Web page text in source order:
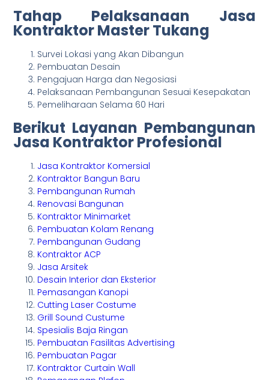
Tahap Pelaksanaan Jasa
Kontraktor Master Tukang
Survei Lokasi yang Akan Dibangun
Pembuatan Desain
Pengajuan Harga dan Negosiasi
Pelaksanaan Pembangunan Sesuai Kesepakatan
Pemeliharaan Selama 60 Hari
Berikut Layanan Pembangunan
Jasa Kontraktor Profesional
Jasa Kontraktor Komersial
Kontraktor Bangun Baru
Pembangunan Rumah
Renovasi Bangunan
Kontraktor Minimarket
Pembuatan Kolam Renang
Pembangunan Gudang
Kontraktor ACP
Jasa Arsitek
Desain Interior dan Eksterior
Pemasangan Kanopi
Cutting Laser Costume
Grill Sound Custume
Spesialis Baja Ringan
Pembuatan Fasilitas Advertising
Pembuatan Pagar
Kontraktor Curtain Wall